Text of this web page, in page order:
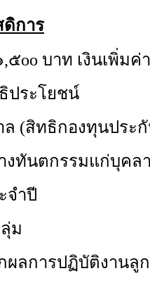
ดิการ
,๕oo บาท เงินเพิ่ม
ประโยชน์
ล (สิทธิกองทุนประ
งทันตกรรมแก่บุคล
จำปี
ม
ผลการปฏิบัติงาน